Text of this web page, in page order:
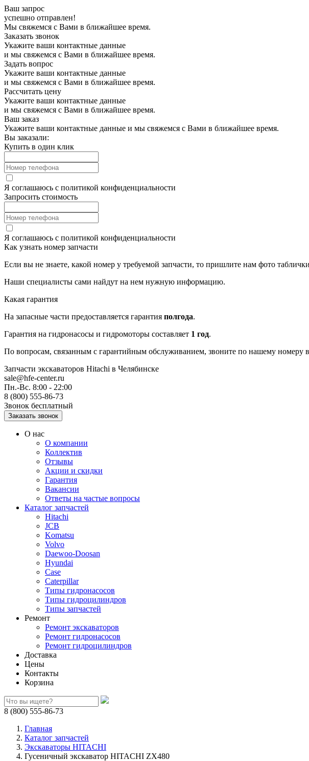
Ваш запрос
успешно отправлен!
Мы свяжемся с Вами в ближайшее время.
Заказать звонок
Укажите ваши контактные данные
и мы свяжемся с Вами в ближайшее время.
Задать вопрос
Укажите ваши контактные данные
и мы свяжемся с Вами в ближайшее время.
Рассчитать цену
Укажите ваши контактные данные
и мы свяжемся с Вами в ближайшее время.
Ваш заказ
Укажите ваши контактные данные и мы свяжемся с Вами в ближайшее время.
Вы заказали:
Купить в один клик
Я соглашаюсь с политикой конфиденциальности
Запросить стоимость
Я соглашаюсь с политикой конфиденциальности
Как узнать номер запчасти
Если вы не знаете, какой номер у требуемой запчасти, то пришлите нам фото
Наши специалисты сами найдут на нем нужную информацию.
Какая гарантия
На запасные части предоставляется гарантия полгода.
Гарантия на гидронасосы и гидромоторы составляет 1 год.
По вопросам, связанным с гарантийным обслуживанием, звоните по нашему номеру
Запчасти экскаваторов Hitachi в Челябинске
sale@hfe-center.ru
Пн.-Вс. 8:00 - 22:00
8 (800) 555-86-73
Звонок бесплатный
О нас
О компании
Коллектив
Отзывы
Акции и скидки
Гарантия
Вакансии
Ответы на частые вопросы
Каталог запчастей
Hitachi
JCB
Komatsu
Volvo
Daewoo-Doosan
Hyundai
Case
Caterpillar
Типы гидронасосов
Типы гидроцилиндров
Типы запчастей
Ремонт
Ремонт экскаваторов
Ремонт гидронасосов
Ремонт гидроцилиндров
Доставка
Цены
Контакты
Корзина
8 (800) 555-86-73
Главная
Каталог запчастей
Экскаваторы HITACHI
Гусеничный экскаватор HITACHI ZX480